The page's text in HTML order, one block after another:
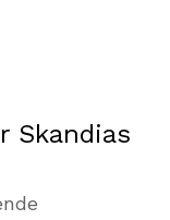
Skandias